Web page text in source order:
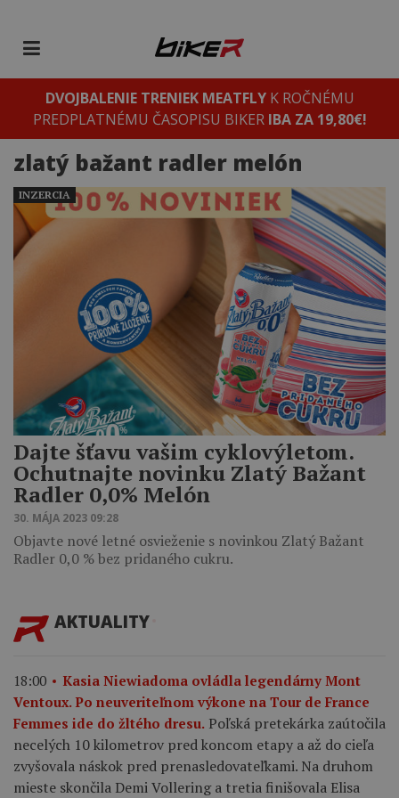
DVOJBALENIE TRENIEK MEATFLYK ROČNÉMU
PREDPLATNÉMU ČASOPISU BIKER IBA ZA 19,80€!
zlatý bažant radler melón
Dajte šťavu vašim cyklovýletom.
Ochutnajte novinku Zlatý Bažant
Radler 0,0% Melón
30. MÁJA 2023 09:28
Objavte nové letné osvieženie s novinkou Zlatý Bažant
Radler 0,0 % bez pridaného cukru.
INZERCIA
AKTUALITY
18:00
Kasia Niewiadoma ovládla legendárny Mont
Ventoux. Po neuveriteľnom výkone na Tour de France
Femmes ide do žltého dresu. Poľská pretekárka zaútočila
necelých 10 kilometrov pred koncom etapy a až do cieľa
zvyšovala náskok pred prenasledovateľkami. Na druhom
mieste skončila Demi Vollering a tretia finišovala Elisa